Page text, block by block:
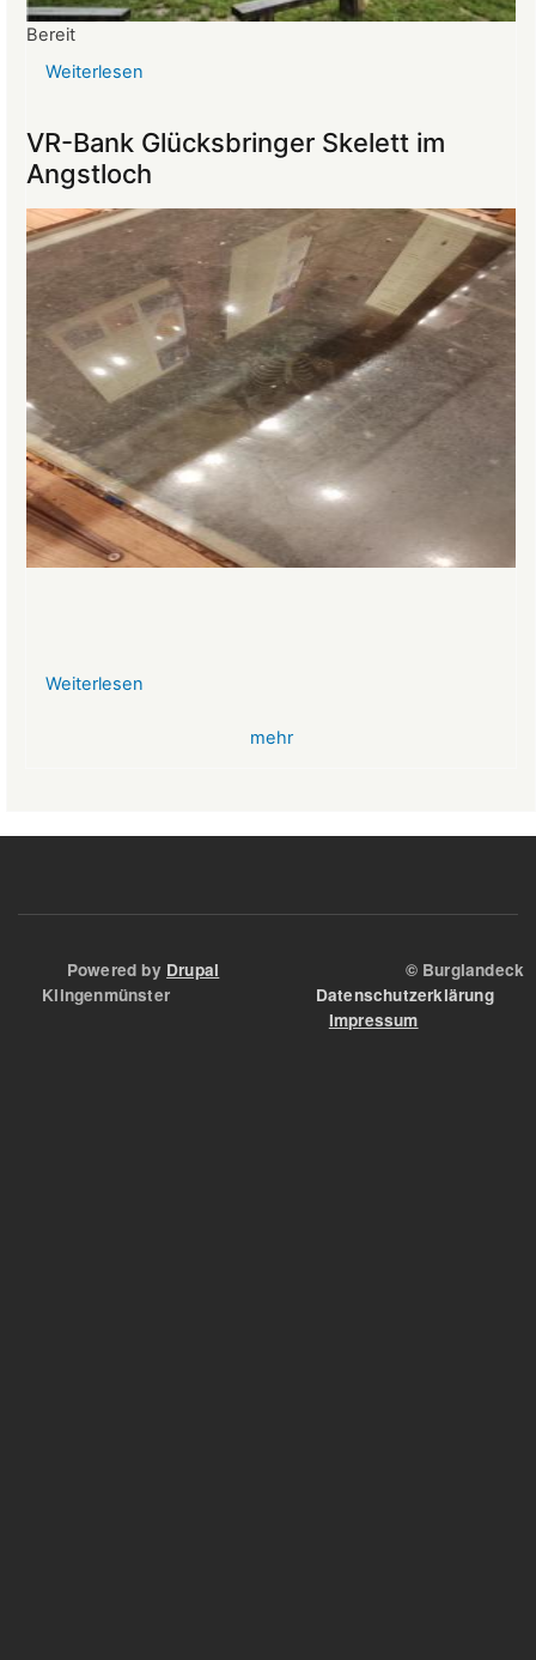
Bereit
Weiterlesen
Mittelalter
begeistert
die
Teilnehmer:innen
VR-Bank Glücksbringer Skelett im
Angstloch
Weiterlesen
mehr
Powered by Drupal © Burglandeck
Klingenmünster Datenschutzerklärung
Impressum